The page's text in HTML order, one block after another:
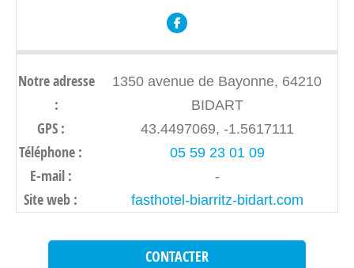
Notre adresse
:
1350 avenue de Bayonne, 64210
BIDART
GPS : 43.4497069, -1.5617111
Téléphone : 05 59 23 01 09
E-mail : -
Site web : fasthotel-biarritz-bidart.com
CONTACTER